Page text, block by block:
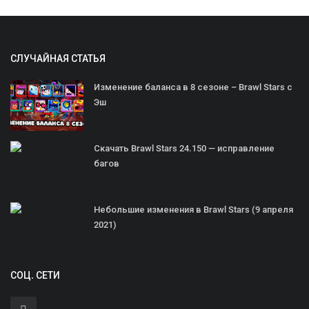
СЛУЧАЙНАЯ СТАТЬЯ
Изменение баланса в 8 сезоне – Brawl Stars с
Эш
Скачать Brawl Stars 24.150 — исправление
багов
Небольшие изменения в Brawl Stars (9 апреля
2021)
СОЦ. СЕТИ